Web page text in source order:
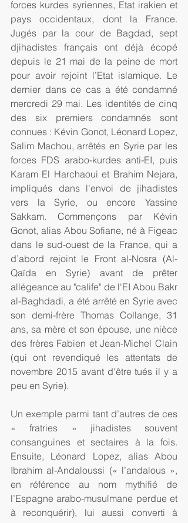
forces kurdes syriennes, Etat irakien et
pays occidentaux, dont la France.
Jugés par la cour de Bagdad, sept
djihadistes français ont déjà écopé
depuis le 21 mai de la peine de mort
pour avoir rejoint l’Etat islamique. Le
dernier dans ce cas a été condamné
mercredi 29 mai. Les identités de cinq
des six premiers condamnés sont
connues : Kévin Gonot, Léonard Lopez,
Salim Machou, arrêtés en Syrie par les
forces FDS arabo-kurdes anti-EI, puis
Karam El Harchaoui et Brahim Nejara,
impliqués dans l'envoi de jihadistes
vers la Syrie, ou encore Yassine
Sakkam. Commençons par Kévin
Gonot, alias Abou Sofiane, né à Figeac
dans le sud-ouest de la France, qui a
d’abord rejoint le Front al-Nosra (Al-
Qaïda en Syrie) avant de prêter
allégeance au "calife" de l'EI Abou Bakr
al-Baghdadi, a été arrêté en Syrie avec
son demi-frère Thomas Collange, 31
ans, sa mère et son épouse, une nièce
des frères Fabien et Jean-Michel Clain
(qui ont revendiqué les attentats de
novembre 2015 avant d'être tués il y a
peu en Syrie).
Un exemple parmi tant d’autres de ces
« fratries » jihadistes souvent
consanguines et sectaires à la fois.
Ensuite, Léonard Lopez, alias Abou
Ibrahim al-Andaloussi (« l’andalous »,
en référence au nom mythifié de
l’Espagne arabo-musulmane perdue et
à reconquérir), lui aussi converti à